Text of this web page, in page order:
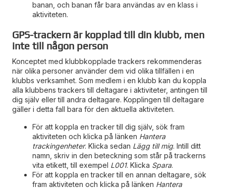
banan, och banan får bara användas av en klass i
aktiviteten.
GPS-trackern är kopplad till din klubb, men
inte till någon person
Konceptet med klubbkopplade trackers rekommenderas
när olika personer använder dem vid olika tillfällen i en
klubbs verksamhet. Som medlem i en klubb kan du koppla
alla klubbens trackers till deltagare i aktiviteter, antingen till
dig själv eller till andra deltagare. Kopplingen till deltagare
gäller i detta fall bara för den aktuella aktiviteten.
För att koppla en tracker till dig själv, sök fram
aktiviteten och klicka på länken Hantera
trackingenheter. Klicka sedan Lägg till mig. Intill ditt
namn, skriv in den beteckning som står på trackerns
vita etikett, till exempel L001. Klicka Spara.
För att koppla en tracker till en annan deltagare, sök
fram aktiviteten och klicka på länken Hantera